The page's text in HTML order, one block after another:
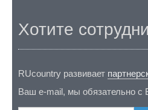
Хотите
RUcountry развивает
Ваш e-mail, мы обязательно с